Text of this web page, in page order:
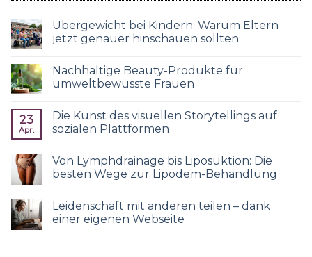
Übergewicht bei Kindern: Warum Eltern
jetzt genauer hinschauen sollten
Nachhaltige Beauty-Produkte für
umweltbewusste Frauen
23
Apr.
Die Kunst des visuellen Storytellings auf
sozialen Plattformen
Von Lymphdrainage bis Liposuktion: Die
besten Wege zur Lipödem-Behandlung
Leidenschaft mit anderen teilen – dank
einer eigenen Webseite